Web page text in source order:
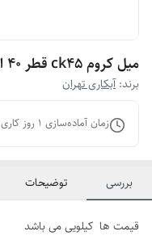
میل کروم ck45 قطر 40 ایرانی
برند: آبکاری تهران
زمان آماده‌سازی 1 روز کاری
بررسی توضیحات
قیمت ها کیلویی می باشد